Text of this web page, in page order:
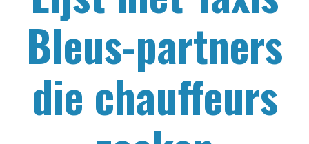
Bleus-partners
die chauffeurs